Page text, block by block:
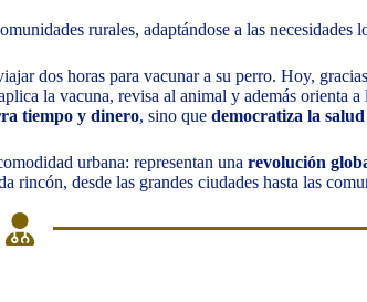
rurales, adaptándose a las necesidades
dos horas para vacunar a su perro. Hoy,
la vacuna, revisa al animal y además orienta a
tiempo y dinero, sino que democratiza la
urbana: representan una revolución
rincón, desde las grandes ciudades hasta las